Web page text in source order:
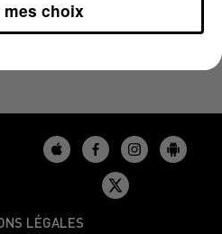
LÉGALES
mes choix